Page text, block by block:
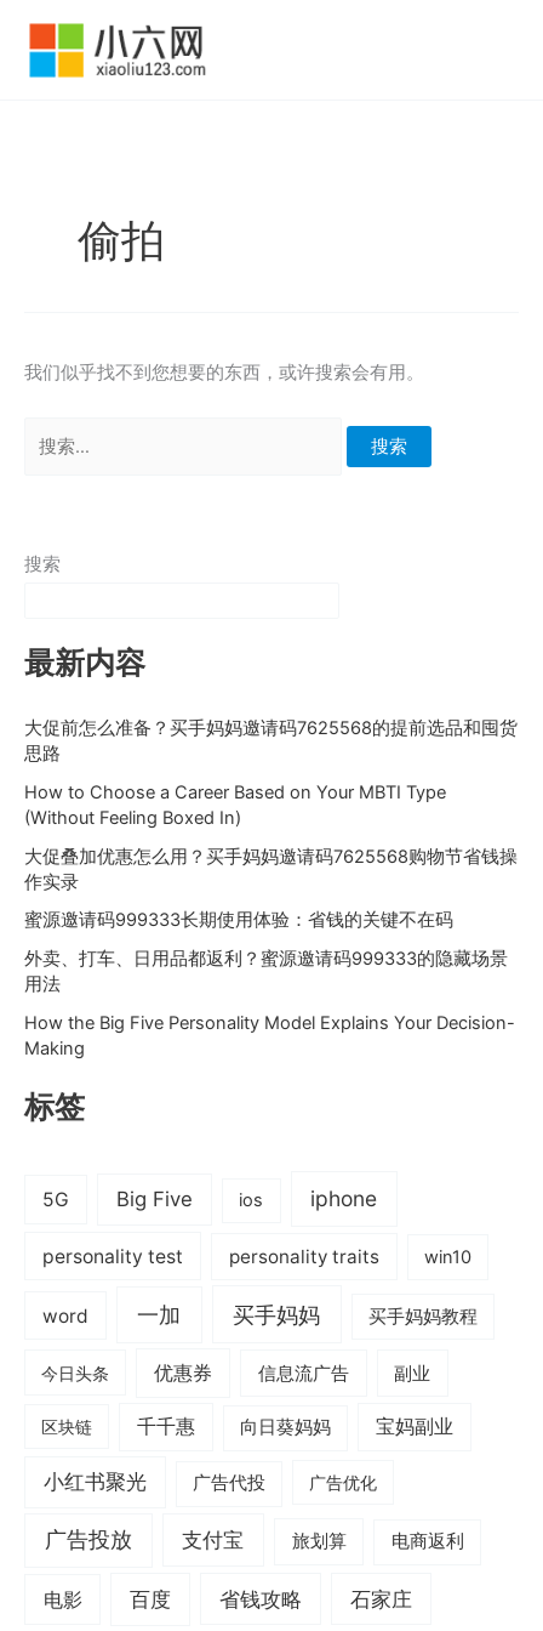
偷拍
我们似乎找不到您想要的东西，或许搜索会有用。
索：
搜索
最新内容
大促前怎么准备？买手妈妈邀请码7625568的提前选品和囤货
思路
How to Choose a Career Based on Your MBTI Type
(Without Feeling Boxed In)
大促叠加优惠怎么用？买手妈妈邀请码7625568购物节省钱操
作实录
蜜源邀请码999333长期使用体验：省钱的关键不在码
外卖、打车、日用品都返利？蜜源邀请码999333的隐藏场景
用法
How the Big Five Personality Model Explains Your Decision-
Making
标签
5G Big Five ios iphone
personality test personality traits win10
word 一加 买手妈妈 买手妈妈教程
今日头条 优惠券 信息流广告 副业
区块链 千千惠 向日葵妈妈 宝妈副业
小红书聚光 广告代投 广告优化
广告投放 支付宝 旅划算 电商返利
电影 百度 省钱攻略 石家庄